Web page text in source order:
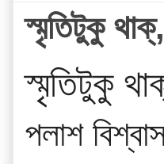
স্মৃতিটুকু
স্মৃতিটুকু
পলাশ